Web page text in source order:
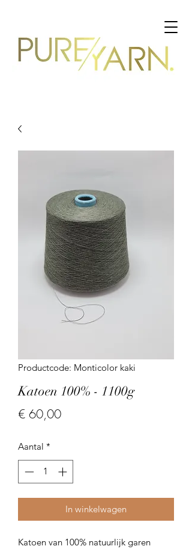
Productcode: Monticolor kaki
Katoen 100% - 1100g
€ 60,00Prijs
Aantal *
In winkelwagen
Katoen van 100% natuurlijk garen